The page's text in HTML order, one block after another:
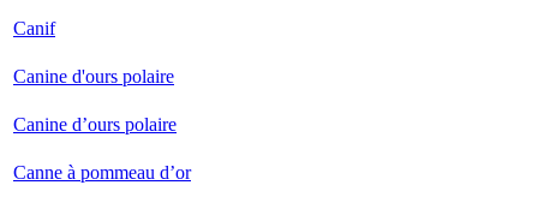
Canif
Canine d'ours polaire
Canine d’ours polaire
Canne à pommeau d’or